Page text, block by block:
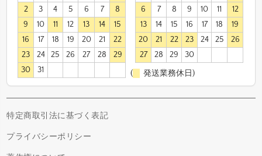
2
3 4 5 6 7
8
9
10 11 12 13 14
15
16
17 18 19 20 21
22
23
24 25 26 27 28
29
30
31
6
7 8 9 10 11
12
13
14 15 16 17 18
19
20
21 22 23 24 25
26
27
28 29 30
( 発送業務休日)
特定商取引法に基づく表記
プライバシーポリシー